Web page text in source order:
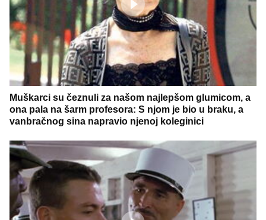
Muškarci su čeznuli za našom najlepšom glumicom, a
ona pala na šarm profesora: S njom je bio u braku, a
vanbračnog sina napravio njenoj koleginici